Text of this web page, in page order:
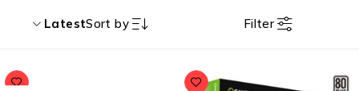
Filter
Sort by
Latest